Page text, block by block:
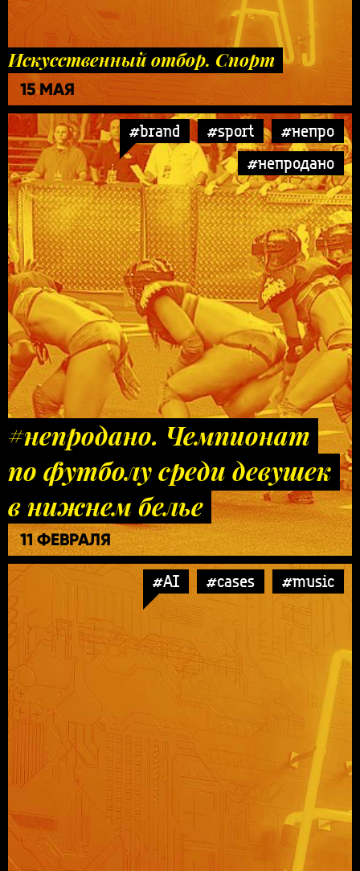
Искусственный отбор. Спорт
15 МАЯ
#brand #sport
#непро
#непродано
#непродано. Чемпионат
по футболу среди девушек
в нижнем белье
11 ФЕВРАЛЯ
#AI #cases #music